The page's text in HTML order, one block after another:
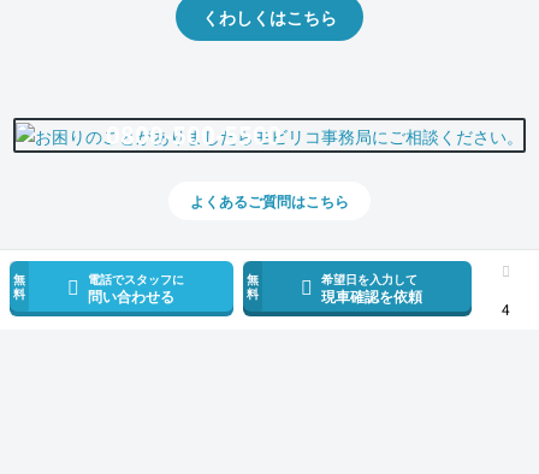
無
料
電話でスタッフに
問い合わせる
無
料
希望日を入力して
現車確認を依頼
4
くわしくはこちら
0800-500-5500
よくあるご質問はこちら